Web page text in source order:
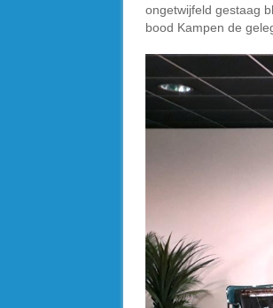
ongetwijfeld gestaag
bood Kampen de